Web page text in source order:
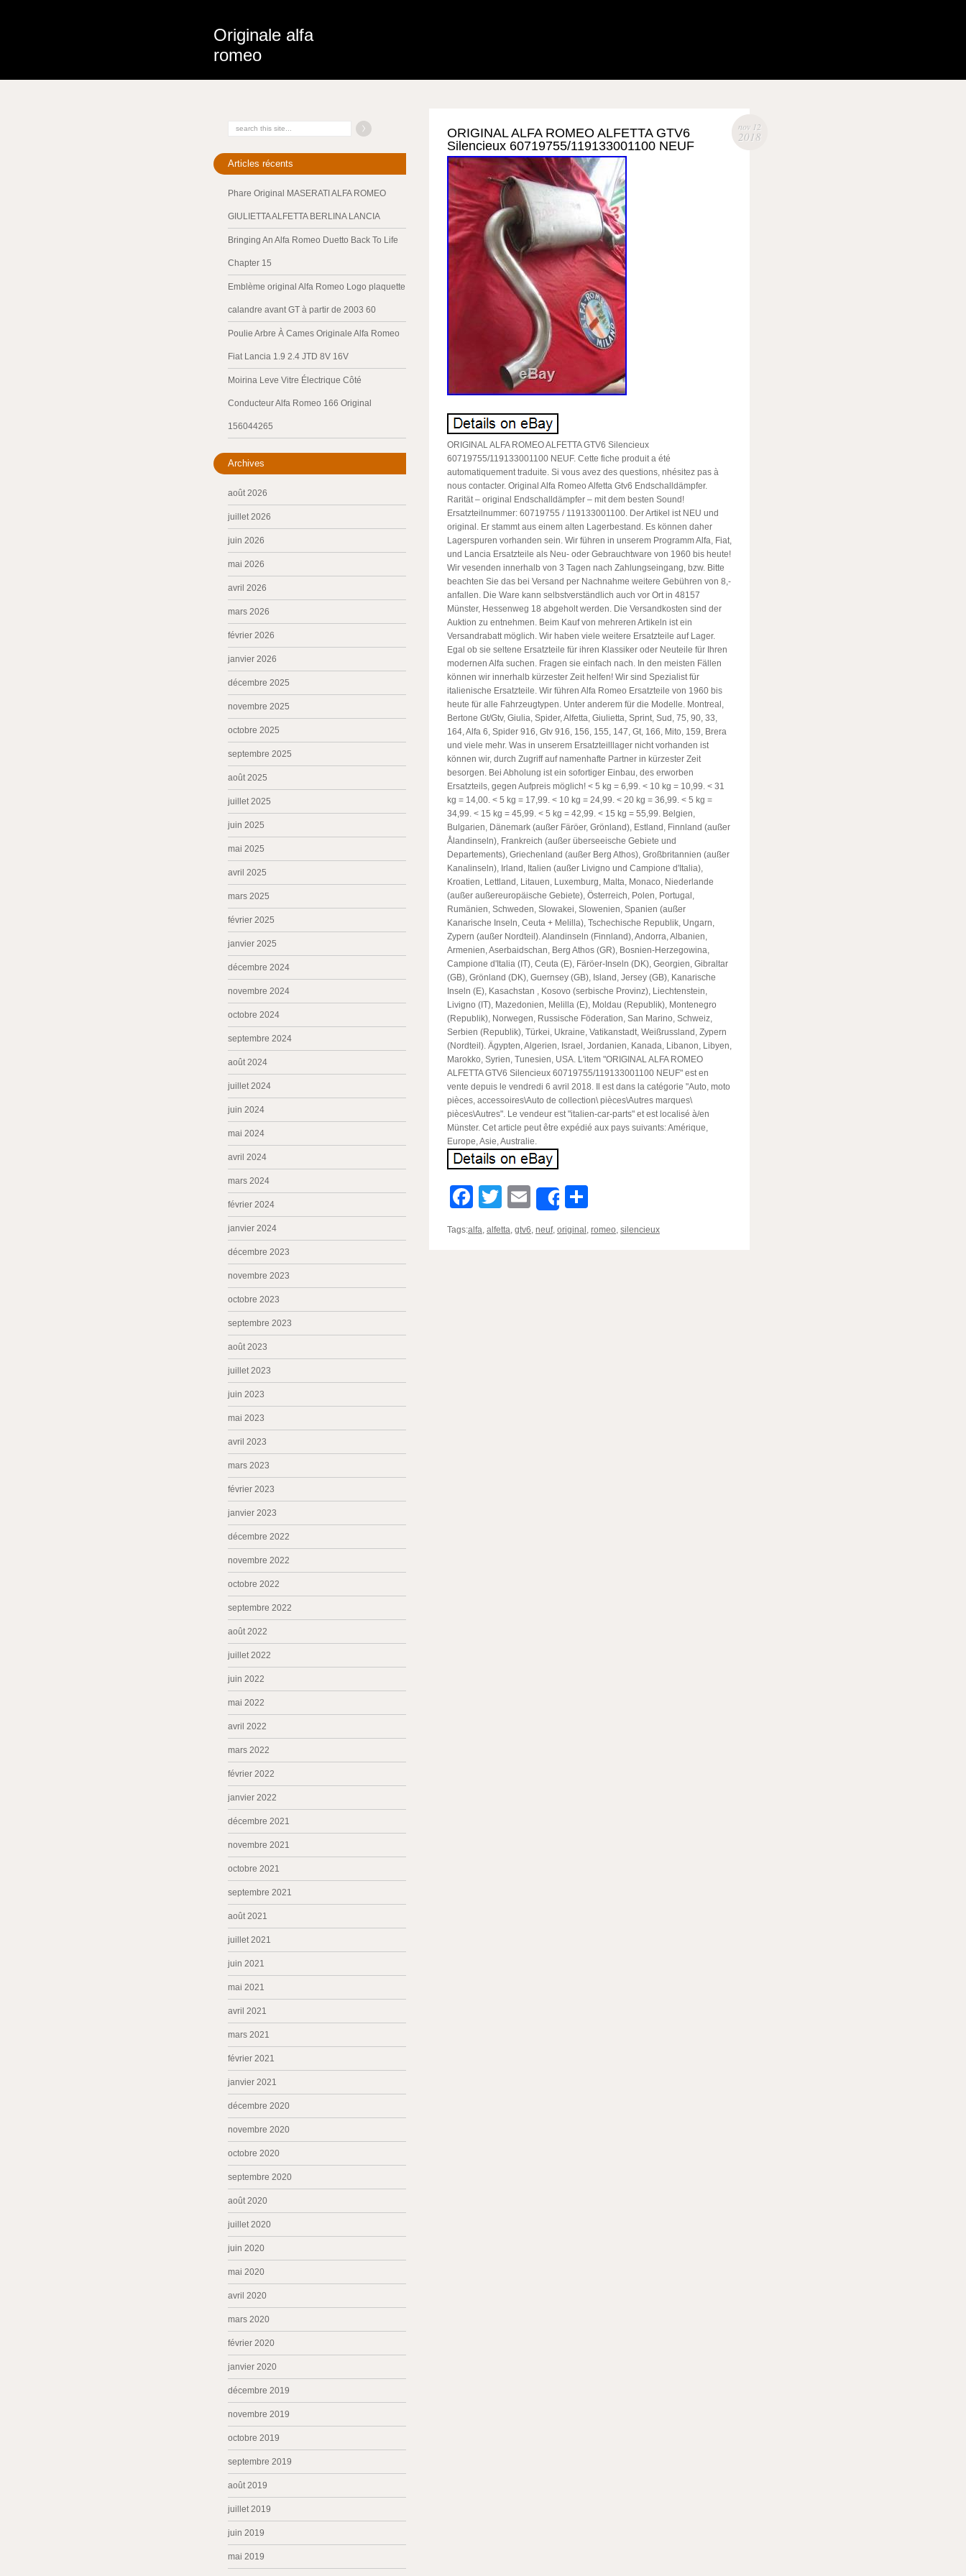
Originale alfa
romeo
nov 12
2018
ORIGINAL ALFA ROMEO ALFETTA GTV6
Silencieux 60719755/119133001100 NEUF
ORIGINAL ALFA ROMEO ALFETTA GTV6 Silencieux
60719755/119133001100 NEUF. Cette fiche produit a été
automatiquement traduite. Si vous avez des questions, nhésitez pas à
nous contacter. Original Alfa Romeo Alfetta Gtv6 Endschalldämpfer.
Rarität – original Endschalldämpfer – mit dem besten Sound!
Ersatzteilnummer: 60719755 / 119133001100. Der Artikel ist NEU und
original. Er stammt aus einem alten Lagerbestand. Es können daher
Lagerspuren vorhanden sein. Wir führen in unserem Programm Alfa, Fiat,
und Lancia Ersatzteile als Neu- oder Gebrauchtware von 1960 bis heute!
Wir vesenden innerhalb von 3 Tagen nach Zahlungseingang, bzw. Bitte
beachten Sie das bei Versand per Nachnahme weitere Gebühren von 8,-
anfallen. Die Ware kann selbstverständlich auch vor Ort in 48157
Münster, Hessenweg 18 abgeholt werden. Die Versandkosten sind der
Auktion zu entnehmen. Beim Kauf von mehreren Artikeln ist ein
Versandrabatt möglich. Wir haben viele weitere Ersatzteile auf Lager.
Egal ob sie seltene Ersatzteile für ihren Klassiker oder Neuteile für Ihren
modernen Alfa suchen. Fragen sie einfach nach. In den meisten Fällen
können wir innerhalb kürzester Zeit helfen! Wir sind Spezialist für
italienische Ersatzteile. Wir führen Alfa Romeo Ersatzteile von 1960 bis
heute für alle Fahrzeugtypen. Unter anderem für die Modelle. Montreal,
Bertone Gt/Gtv, Giulia, Spider, Alfetta, Giulietta, Sprint, Sud, 75, 90, 33,
164, Alfa 6, Spider 916, Gtv 916, 156, 155, 147, Gt, 166, Mito, 159, Brera
und viele mehr. Was in unserem Ersatzteilllager nicht vorhanden ist
können wir, durch Zugriff auf namenhafte Partner in kürzester Zeit
besorgen. Bei Abholung ist ein sofortiger Einbau, des erworben
Ersatzteils, gegen Aufpreis möglich! < 5 kg = 6,99. < 10 kg = 10,99. < 31
kg = 14,00. < 5 kg = 17,99. < 10 kg = 24,99. < 20 kg = 36,99. < 5 kg =
34,99. < 15 kg = 45,99. < 5 kg = 42,99. < 15 kg = 55,99. Belgien,
Bulgarien, Dänemark (außer Färöer, Grönland), Estland, Finnland (außer
Ålandinseln), Frankreich (außer überseeische Gebiete und
Departements), Griechenland (außer Berg Athos), Großbritannien (außer
Kanalinseln), Irland, Italien (außer Livigno und Campione d'Italia),
Kroatien, Lettland, Litauen, Luxemburg, Malta, Monaco, Niederlande
(außer außereuropäische Gebiete), Österreich, Polen, Portugal,
Rumänien, Schweden, Slowakei, Slowenien, Spanien (außer
Kanarische Inseln, Ceuta + Melilla), Tschechische Republik, Ungarn,
Zypern (außer Nordteil). Alandinseln (Finnland), Andorra, Albanien,
Armenien, Aserbaidschan, Berg Athos (GR), Bosnien-Herzegowina,
Campione d'Italia (IT), Ceuta (E), Färöer-Inseln (DK), Georgien, Gibraltar
(GB), Grönland (DK), Guernsey (GB), Island, Jersey (GB), Kanarische
Inseln (E), Kasachstan , Kosovo (serbische Provinz), Liechtenstein,
Livigno (IT), Mazedonien, Melilla (E), Moldau (Republik), Montenegro
(Republik), Norwegen, Russische Föderation, San Marino, Schweiz,
Serbien (Republik), Türkei, Ukraine, Vatikanstadt, Weißrussland, Zypern
(Nordteil). Ägypten, Algerien, Israel, Jordanien, Kanada, Libanon, Libyen,
Marokko, Syrien, Tunesien, USA. L'item "ORIGINAL ALFA ROMEO
ALFETTA GTV6 Silencieux 60719755/119133001100 NEUF" est en
vente depuis le vendredi 6 avril 2018. Il est dans la catégorie "Auto, moto
pièces, accessoires\Auto de collection\ pièces\Autres marques\
pièces\Autres". Le vendeur est "italien-car-parts" et est localisé à/en
Münster. Cet article peut être expédié aux pays suivants: Amérique,
Europe, Asie, Australie.
Facebook
TwitterEmailShare
Tags:alfa, alfetta, gtv6, neuf, original , romeo, silencieux
Articles récents
Phare Original MASERATI ALFA ROMEO
GIULIETTA ALFETTA BERLINA LANCIA
Bringing An Alfa Romeo Duetto Back To Life
Chapter 15
Emblème original Alfa Romeo Logo plaquette
calandre avant GT à partir de 2003 60
Poulie Arbre À Cames Originale Alfa Romeo
Fiat Lancia 1.9 2.4 JTD 8V 16V
Moirina Leve Vitre Électrique Côté
Conducteur Alfa Romeo 166 Original
156044265
Archives
août 2026
juillet 2026
juin 2026
mai 2026
avril 2026
mars 2026
février 2026
janvier 2026
décembre 2025
novembre 2025
octobre 2025
septembre 2025
août 2025
juillet 2025
juin 2025
mai 2025
avril 2025
mars 2025
février 2025
janvier 2025
décembre 2024
novembre 2024
octobre 2024
septembre 2024
août 2024
juillet 2024
juin 2024
mai 2024
avril 2024
mars 2024
février 2024
janvier 2024
décembre 2023
novembre 2023
octobre 2023
septembre 2023
août 2023
juillet 2023
juin 2023
mai 2023
avril 2023
mars 2023
février 2023
janvier 2023
décembre 2022
novembre 2022
octobre 2022
septembre 2022
août 2022
juillet 2022
juin 2022
mai 2022
avril 2022
mars 2022
février 2022
janvier 2022
décembre 2021
novembre 2021
octobre 2021
septembre 2021
août 2021
juillet 2021
juin 2021
mai 2021
avril 2021
mars 2021
février 2021
janvier 2021
décembre 2020
novembre 2020
octobre 2020
septembre 2020
août 2020
juillet 2020
juin 2020
mai 2020
avril 2020
mars 2020
février 2020
janvier 2020
décembre 2019
novembre 2019
octobre 2019
septembre 2019
août 2019
juillet 2019
juin 2019
mai 2019